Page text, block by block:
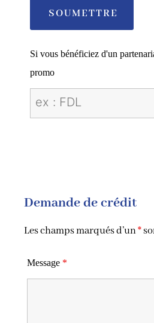
Si vous bénéficiez d'un
promo
Demande de crédit
Les champs marqués d’un*
Message *